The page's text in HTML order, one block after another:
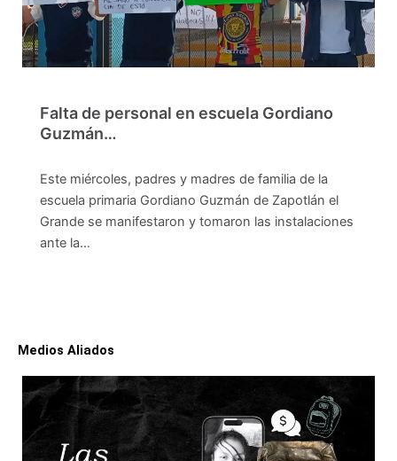
Falta de personal en escuela Gordiano
Guzmán…
Este miércoles, padres y madres de familia de la
escuela primaria Gordiano Guzmán de Zapotlán el
Grande se manifestaron y tomaron las instalaciones
ante la…
Medios Aliados